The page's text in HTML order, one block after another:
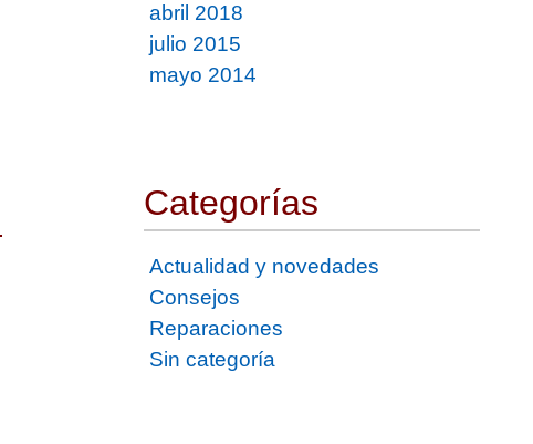
abril 2018
julio 2015
mayo 2014
Categorías
Actualidad y novedades
Consejos
Reparaciones
Sin categoría